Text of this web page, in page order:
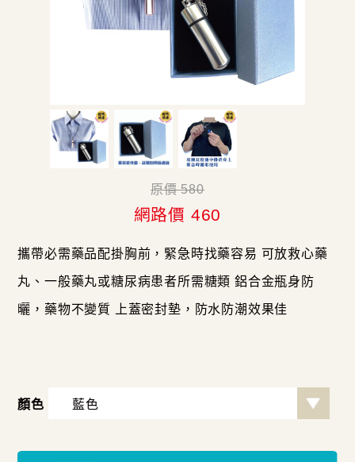
原價 580
網路價 460
攜帶必需藥品配掛胸前，緊急時找藥容易 可放救心藥
丸、一般藥丸或糖尿病患者所需糖類 鋁合金瓶身防
曬，藥物不變質 上蓋密封墊，防水防潮效果佳
顏色